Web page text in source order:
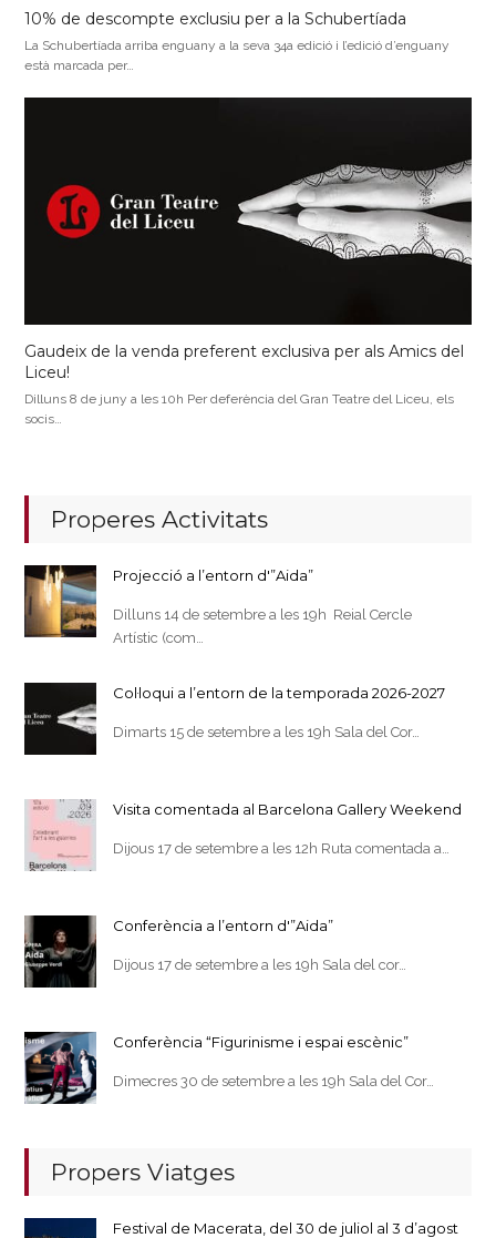
10% de descompte exclusiu per a la Schubertíada
La Schubertíada arriba enguany a la seva 34a edició i l’edició d’enguany
està marcada per…
Gaudeix de la venda preferent exclusiva per als Amics del
Liceu!
Dilluns 8 de juny a les 10h Per deferència del Gran Teatre del Liceu, els
socis…
Properes Activitats
Projecció a l’entorn d'”Aida”
Dilluns 14 de setembre a les 19h Reial Cercle
Artístic (com…
Col·loqui a l’entorn de la temporada 2026-2027
Dimarts 15 de setembre a les 19h Sala del Cor…
Visita comentada al Barcelona Gallery Weekend
Dijous 17 de setembre a les 12h Ruta comentada a…
Conferència a l’entorn d'”Aida”
Dijous 17 de setembre a les 19h Sala del cor…
Conferència “Figurinisme i espai escènic”
Dimecres 30 de setembre a les 19h Sala del Cor…
Propers Viatges
Festival de Macerata, del 30 de juliol al 3 d’agost